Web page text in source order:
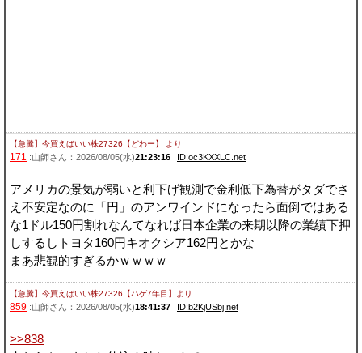
【急騰】今買えばいい株27326【どわー】 より
171 :山師さん：2026/08/05(水)21:23:16 ID:oc3KXXLC.net
アメリカの景気が弱いと利下げ観測で金利低下為替がタダでさ
え不安定なのに「円」のアンワインドになったら面倒ではある
な1ドル150円割れなんてなれば日本企業の来期以降の業績下押
しするしトヨタ160円キオクシア162円とかな
まあ悲観的すぎるかｗｗｗｗ
【急騰】今買えばいい株27326【ハゲ7年目】 より
859 :山師さん：2026/08/05(水)18:41:37 ID:b2KjUSbj.net
>>838